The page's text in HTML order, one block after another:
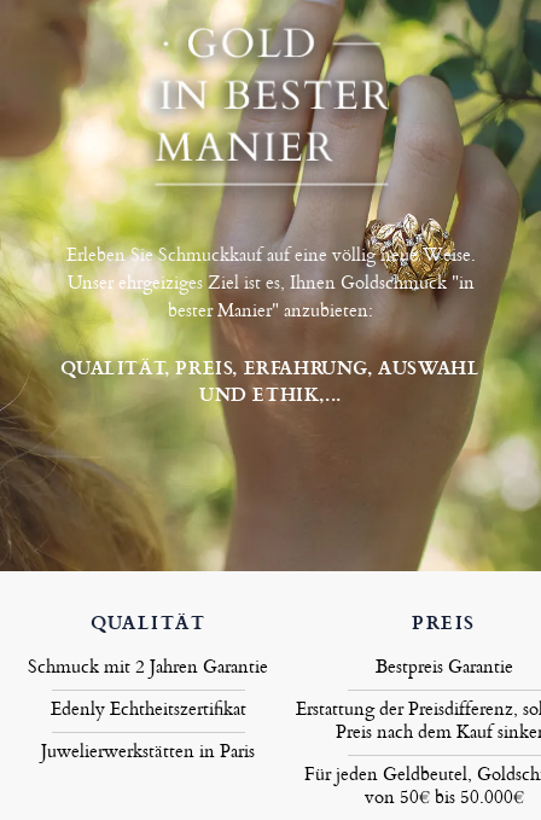
Erleben Sie Schmuckkauf auf eine völlig neue Weise.
Unser ehrgeiziges Ziel ist es, Ihnen Goldschmuck "in
bester Manier" anzubieten:
QUALITÄT, PREIS, ERFAHRUNG, AUSWAHL
UND ETHIK,...
QUALITÄT
Schmuck mit 2 Jahren Garantie
Edenly Echtheitszertifikat
Juwelierwerkstätten in Paris
PREIS
Bestpreis Garantie
Erstattung der Preisdifferenz,
Preis nach dem Kauf
Für jeden Geldbeutel,
von 50€ bis 50.000€